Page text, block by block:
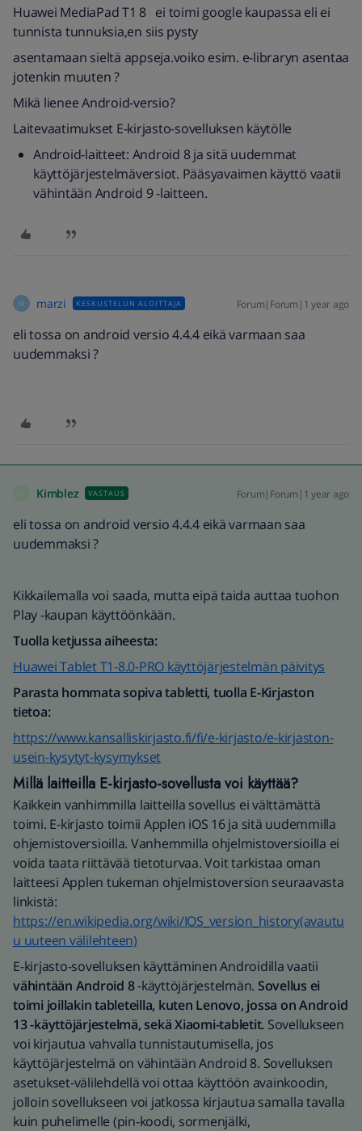
Huawei MediaPad T1 8 ei toimi google kaupassa eli ei
tunnista tunnuksia,en siis pysty
asentamaan sieltä appseja.voiko esim. e-libraryn asentaa
jotenkin muuten ?
Mikä lienee Android-versio?
Laitevaatimukset E-kirjasto-sovelluksen käytölle
Android-laitteet: Android 8 ja sitä uudemmat
käyttöjärjestelmäversiot. Pääsyavaimen käyttö vaatii
vähintään Android 9 -laitteen.
M marzi KESKUSTELUN ALOITTAJA Forum|Forum|1 year ago
eli tossa on android versio 4.4.4 eikä varmaan saa
uudemmaksi ?
Kimblez VASTAUS Forum|Forum|1 year ago
eli tossa on android versio 4.4.4 eikä varmaan saa
uudemmaksi ?
Kikkailemalla voi saada, mutta eipä taida auttaa tuohon
Play -kaupan käyttöönkään.
Tuolla ketjussa aiheesta:
Huawei Tablet T1-8.0-PRO käyttöjärjestelmän päivitys
Parasta hommata sopiva tabletti, tuolla E-Kirjaston
tietoa:
https://www.kansalliskirjasto.fi/fi/e-kirjasto/e-kirjaston-
usein-kysytyt-kysymykset
Millä laitteilla E-kirjasto-sovellusta voi käyttää?
Kaikkein vanhimmilla laitteilla sovellus ei välttämättä
toimi. E-kirjasto toimii Applen iOS 16 ja sitä uudemmilla
ohjemistoversioilla. Vanhemmilla ohjelmistoversioilla ei
voida taata riittävää tietoturvaa. Voit tarkistaa oman
laitteesi Applen tukeman ohjelmistoversion seuraavasta
linkistä:
https://en.wikipedia.org/wiki/IOS_version_history(avautu
u uuteen välilehteen)
E-kirjasto-sovelluksen käyttäminen Androidilla vaatii
vähintään Android 8-käyttöjärjestelmän. Sovellus ei
toimi joillakin tableteilla, kuten Lenovo, jossa on Android
13 -käyttöjärjestelmä, sekä Xiaomi-tabletit. Sovellukseen
voi kirjautua vahvalla tunnistautumisella, jos
käyttöjärjestelmä on vähintään Android 8. Sovelluksen
asetukset-välilehdellä voi ottaa käyttöön avainkoodin,
jolloin sovellukseen voi jatkossa kirjautua samalla tavalla
kuin puhelimelle (pin-koodi, sormenjälki,